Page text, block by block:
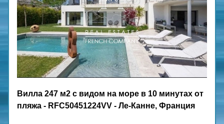
Вилла 247 м2 с видом на море в 10 минутах от
пляжа - RFC50451224VV - Ле-Канне, Франция